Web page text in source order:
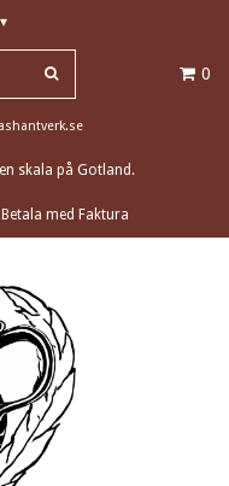
▾
0
skala på Gotland.
Betala med Faktura